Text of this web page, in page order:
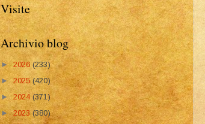
Visite
Archivio blog
► 2026(233)
►2025(420)
►2024 (371)
►2023(380)